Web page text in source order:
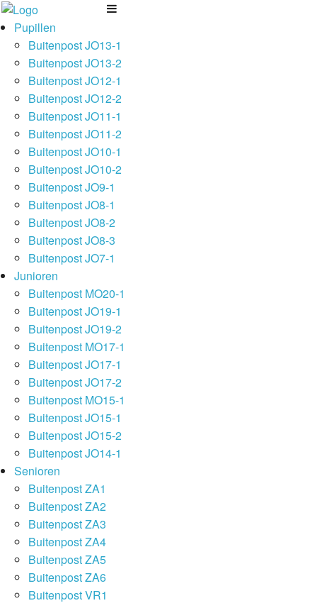
Pupillen
Buitenpost JO13-1
Buitenpost JO13-2
Buitenpost JO12-1
Buitenpost JO12-2
Buitenpost JO11-1
Buitenpost JO11-2
Buitenpost JO10-1
Buitenpost JO10-2
Buitenpost JO9-1
Buitenpost JO8-1
Buitenpost JO8-2
Buitenpost JO8-3
Buitenpost JO7-1
Junioren
Buitenpost MO20-1
Buitenpost JO19-1
Buitenpost JO19-2
Buitenpost MO17-1
Buitenpost JO17-1
Buitenpost JO17-2
Buitenpost MO15-1
Buitenpost JO15-1
Buitenpost JO15-2
Buitenpost JO14-1
Senioren
Buitenpost ZA1
Buitenpost ZA2
Buitenpost ZA3
Buitenpost ZA4
Buitenpost ZA5
Buitenpost ZA6
Buitenpost VR1